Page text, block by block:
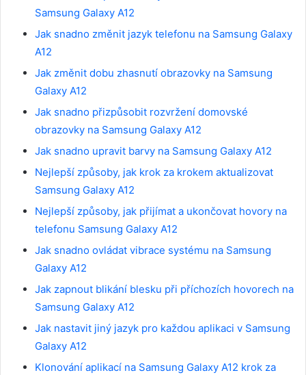
Samsung Galaxy A12
Jak snadno změnit jazyk telefonu na Samsung Galaxy
A12
Jak změnit dobu zhasnutí obrazovky na Samsung
Galaxy A12
Jak snadno přizpůsobit rozvržení domovské
obrazovky na Samsung Galaxy A12
Jak snadno upravit barvy na Samsung Galaxy A12
Nejlepší způsoby, jak krok za krokem aktualizovat
Samsung Galaxy A12
Nejlepší způsoby, jak přijímat a ukončovat hovory na
telefonu Samsung Galaxy A12
Jak snadno ovládat vibrace systému na Samsung
Galaxy A12
Jak zapnout blikání blesku při příchozích hovorech na
Samsung Galaxy A12
Jak nastavit jiný jazyk pro každou aplikaci v Samsung
Galaxy A12
Klonování aplikací na Samsung Galaxy A12 krok za